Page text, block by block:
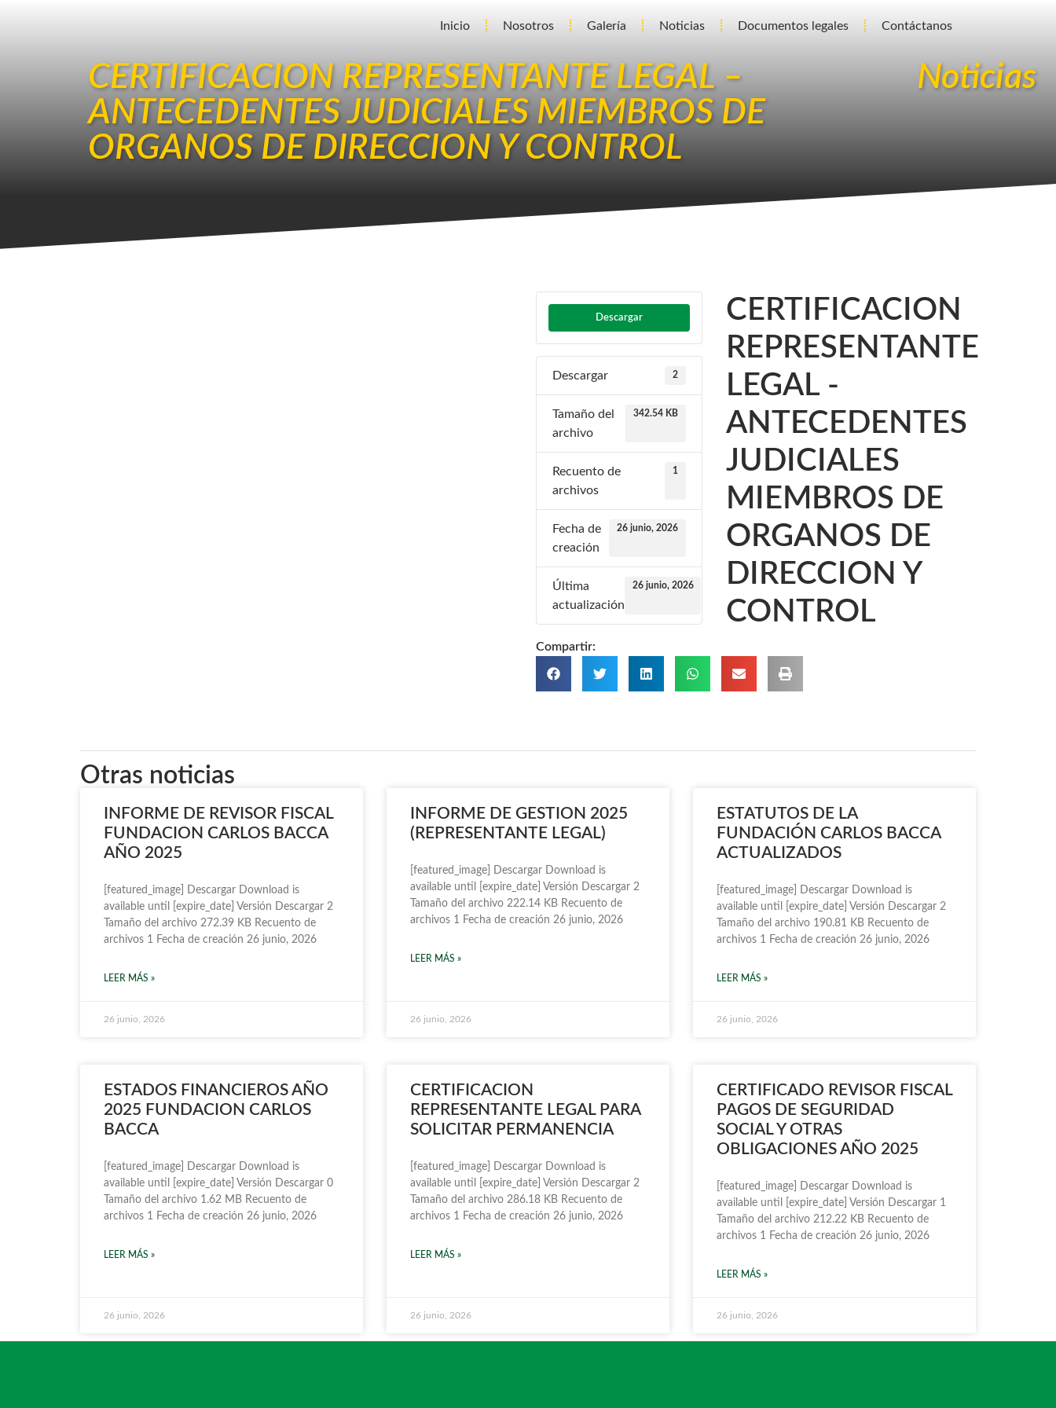
Inicio Nosotros Galería Noticias Documentos legales Contáctanos
CERTIFICACION REPRESENTANTE LEGAL –
ANTECEDENTES JUDICIALES MIEMBROS DE
ORGANOS DE DIRECCION Y CONTROL
Noticias
Descargar
Descargar 2
Tamaño del
archivo
342.54 KB
Recuento de
archivos
1
Fecha de
creación
26 junio, 2026
Última
actualización
26 junio, 2026
CERTIFICACION
REPRESENTANTE
LEGAL -
ANTECEDENTES
JUDICIALES
MIEMBROS DE
ORGANOS DE
DIRECCION Y
CONTROL
Compartir:
Otras noticias
INFORME DE REVISOR FISCAL
FUNDACION CARLOS BACCA
AÑO 2025
[featured_image] Descargar Download is
available until [expire_date] Versión Descargar 2
Tamaño del archivo 272.39 KB Recuento de
archivos 1 Fecha de creación 26 junio, 2026
LEER MÁS »
26 junio, 2026
INFORME DE GESTION 2025
(REPRESENTANTE LEGAL)
[featured_image] Descargar Download is
available until [expire_date] Versión Descargar 2
Tamaño del archivo 222.14 KB Recuento de
archivos 1 Fecha de creación 26 junio, 2026
LEER MÁS »
26 junio, 2026
ESTATUTOS DE LA
FUNDACIÓN CARLOS BACCA
ACTUALIZADOS
[featured_image] Descargar Download is
available until [expire_date] Versión Descargar 2
Tamaño del archivo 190.81 KB Recuento de
archivos 1 Fecha de creación 26 junio, 2026
LEER MÁS »
26 junio, 2026
ESTADOS FINANCIEROS AÑO
2025 FUNDACION CARLOS
BACCA
[featured_image] Descargar Download is
available until [expire_date] Versión Descargar 0
Tamaño del archivo 1.62 MB Recuento de
archivos 1 Fecha de creación 26 junio, 2026
LEER MÁS »
26 junio, 2026
CERTIFICACION
REPRESENTANTE LEGAL PARA
SOLICITAR PERMANENCIA
[featured_image] Descargar Download is
available until [expire_date] Versión Descargar 2
Tamaño del archivo 286.18 KB Recuento de
archivos 1 Fecha de creación 26 junio, 2026
LEER MÁS »
26 junio, 2026
CERTIFICADO REVISOR FISCAL
PAGOS DE SEGURIDAD
SOCIAL Y OTRAS
OBLIGACIONES AÑO 2025
[featured_image] Descargar Download is
available until [expire_date] Versión Descargar 1
Tamaño del archivo 212.22 KB Recuento de
archivos 1 Fecha de creación 26 junio, 2026
LEER MÁS »
26 junio, 2026